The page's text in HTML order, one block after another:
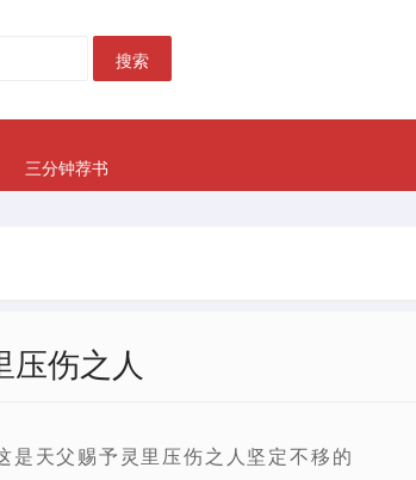
搜索
三分钟荐书
压伤之人
天父赐予灵里压伤之人坚定不移的